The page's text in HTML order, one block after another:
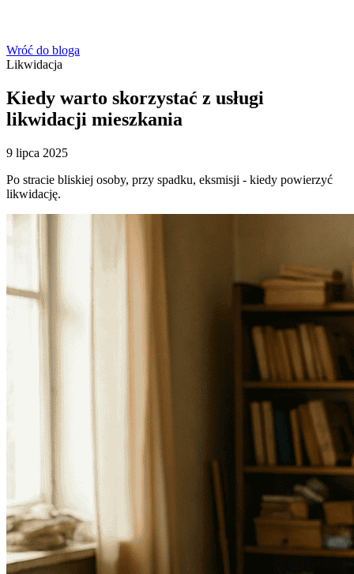
Wróć do bloga
Likwidacja
Kiedy warto skorzystać z usługi
likwidacji mieszkania
9 lipca 2025
Po stracie bliskiej osoby, przy spadku, eksmisji - kiedy powierzyć
likwidację.